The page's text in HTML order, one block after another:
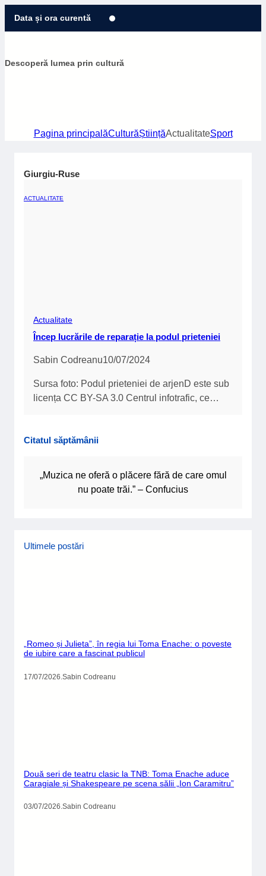
Data și ora curentă
Descoperă lumea prin cultură
Pagina principalăCulturăȘtiințăActualitateSport
Giurgiu-Ruse
ACTUALITATE
Actualitate
Încep lucrările de reparație la podul prieteniei
Sabin Codreanu10/07/2024
Sursa foto: Podul prieteniei de arjenD este sub
licența CC BY-SA 3.0 Centrul infotrafic, ce…
Citatul săptămânii
„Muzica ne oferă o plăcere fără de care omul
nu poate trăi.” – Confucius
Ultimele postări
„Romeo și Julieta”, în regia lui Toma Enache: o poveste
de iubire care a fascinat publicul
17/07/2026 Sabin Codreanu
Două seri de teatru clasic la TNB: Toma Enache aduce
Caragiale și Shakespeare pe scena sălii „Ion Caramitru”
03/07/2026.Sabin Codreanu